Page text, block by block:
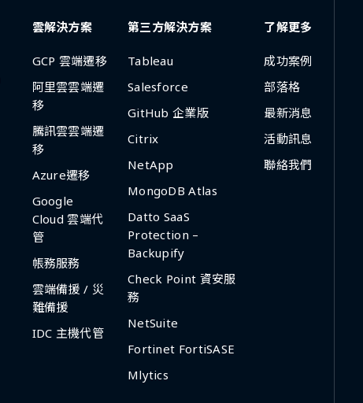
雲解決方案
GCP 雲端遷移
阿里雲雲端遷
移
騰訊雲雲端遷
移
Azure遷移
Google
Cloud 雲端代
管
帳務服務
雲端備援 / 災
難備援
IDC 主機代管
第三方解決方案
Tableau
Salesforce
GitHub 企業版
Citrix
NetApp
MongoDB Atlas
Datto SaaS
Protection –
Backupify
Check Point 資安服
務
NetSuite
Fortinet FortiSASE
Mlytics
了解更多
成功案例
部落格
最新消息
活動訊息
聯絡我們